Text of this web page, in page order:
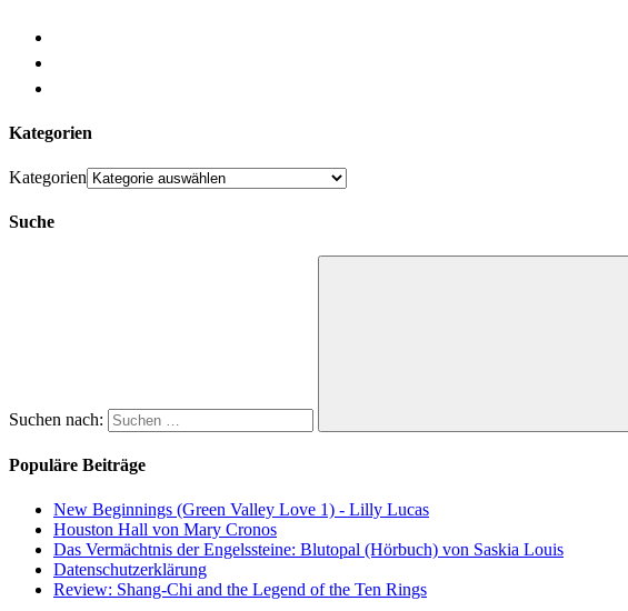
Kategorien
Kategorien
Suche
Suchen nach:
Populäre Beiträge
New Beginnings (Green Valley Love 1) - Lilly Lucas
Houston Hall von Mary Cronos
Das Vermächtnis der Engelssteine: Blutopal (Hörbuch) von Saskia Louis
Datenschutzerklärung
Review: Shang-Chi and the Legend of the Ten Rings